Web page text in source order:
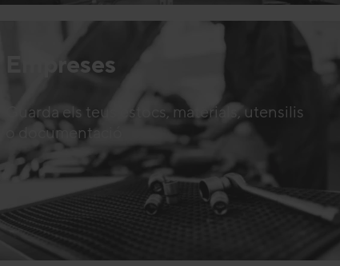
Empreses
Guarda els teus estocs, materials, utensilis
o documentació